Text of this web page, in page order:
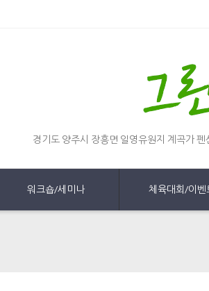
경기도 양주시 장흥면 일영유원지 계곡가
워크숍/세미나 체육대회/이벤